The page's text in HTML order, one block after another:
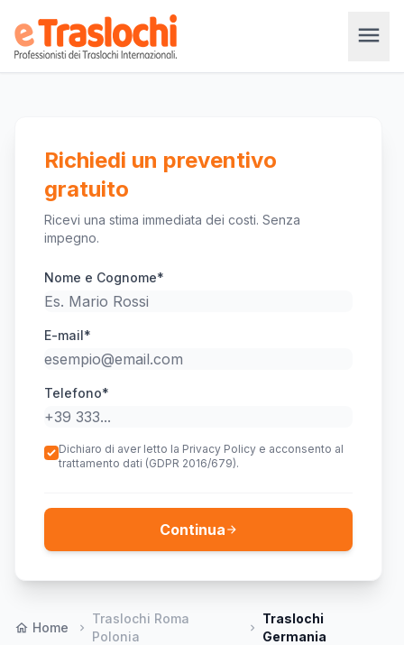
menu
Richiedi un preventivo
gratuito
Ricevi una stima immediata dei costi. Senza
impegno.
Nome e Cognome*
E-mail*
Telefono*
Dichiaro di aver letto la Privacy Policy e acconsento al
trattamento dati (GDPR 2016/679).
Continua arrow_forward
home Home chevron_right
Traslochi Roma
Polonia
chevron_right
Traslochi
Germania